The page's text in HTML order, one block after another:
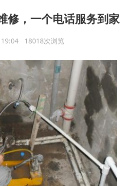
修，一个电话服务到家
18018次浏览